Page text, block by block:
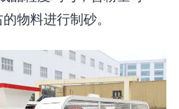
物料进行制砂。